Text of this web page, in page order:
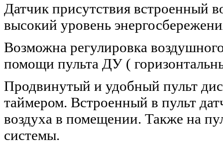
Датчик присутствия встроенный
высокий уровень
Возможна регулировка
помощи пульта ДУ (
Продвинутый и удобный пульт
таймером. Встроенный в пульт
воздуха в помещении. Также на
системы.